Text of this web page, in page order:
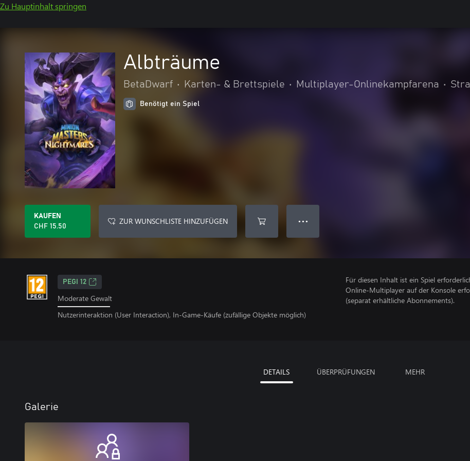
Zu Hauptinhalt springen
Albträume
BetaDwarf • Karten- & Brettspiele • Multiplayer-Onlinekampfarena •
Benötigt ein Spiel
KAUFEN
CHF 15.50
ZUR WUNSCHLISTE HINZUFÜGEN ● ● ●
PEGI 12
Moderate Gewalt
Nutzerinteraktion (User Interaction), In-Game-Käufe (zufällige Objekte möglich)
Für diesen Inhalt ist ein Spiel
Online-Multiplayer auf der Konsole
(separat erhältliche Abonnements).
DETAILS ÜBERPRÜFUNGEN MEHR
Galerie